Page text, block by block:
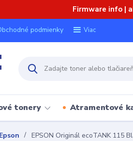
Firmware info |
podmienky Viac
tonery Atramentové
Epson EPSON Originál ecoTANK 115